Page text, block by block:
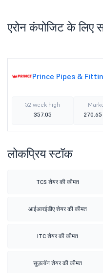
एरोन कंपोजिट के लिए
Prince Pipes &
52 week high
357.05
270.65
लोकप्रिय स्टॉक
TCS शेयर की कीमत
आईआरईडीए शेयर की कीमत
ITC शेयर की कीमत
सुज़लॉन शेयर की कीमत